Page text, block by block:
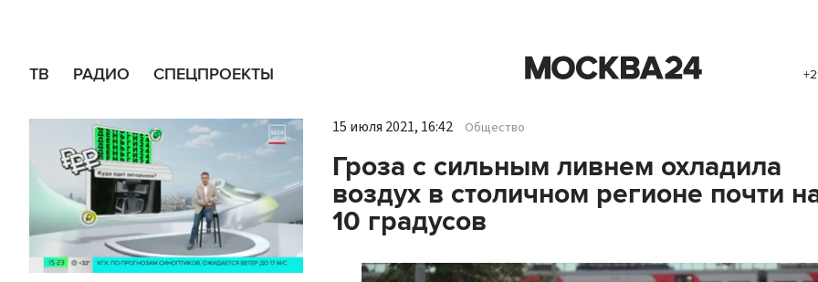
ТВ РАДИО СПЕЦПРОЕКТЫ
15 июля 2021, 16:42 Общество
Гроза с сильным ливнем охладила
воздух в столичном регионе почти
10 градусов